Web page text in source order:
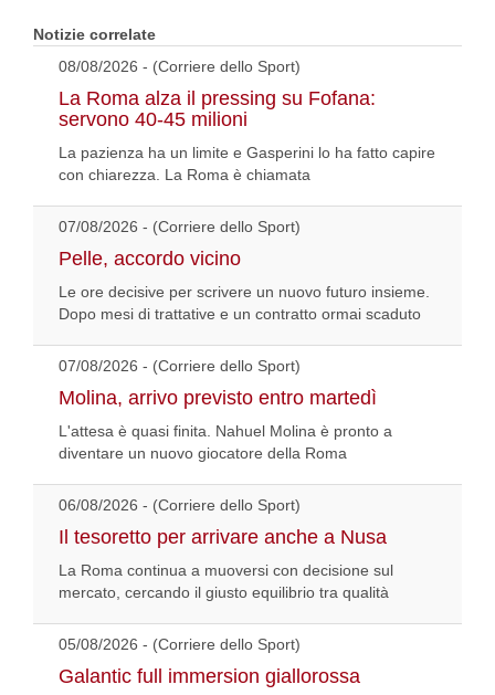
Notizie correlate
08/08/2026 - (Corriere dello Sport)
La Roma alza il pressing su Fofana:
servono 40-45 milioni
La pazienza ha un limite e Gasperini lo ha fatto capire
con chiarezza. La Roma è chiamata
07/08/2026 - (Corriere dello Sport)
Pelle, accordo vicino
Le ore decisive per scrivere un nuovo futuro insieme.
Dopo mesi di trattative e un contratto ormai scaduto
07/08/2026 - (Corriere dello Sport)
Molina, arrivo previsto entro martedì
L'attesa è quasi finita. Nahuel Molina è pronto a
diventare un nuovo giocatore della Roma
06/08/2026 - (Corriere dello Sport)
Il tesoretto per arrivare anche a Nusa
La Roma continua a muoversi con decisione sul
mercato, cercando il giusto equilibrio tra qualità
05/08/2026 - (Corriere dello Sport)
Galantic full immersion giallorossa